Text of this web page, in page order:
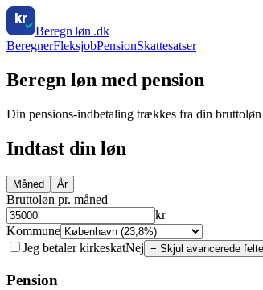
kr
Beregn løn .dk
BeregnerFleksjobPensionSkattesatser
Beregn løn med pension
Din pensions-indbetaling trækkes fra din
Indtast din løn
Måned År
Bruttoløn pr. måned
kr
Kommune
Jeg betaler kirkeskatNej − Skjul avancerede
Pension